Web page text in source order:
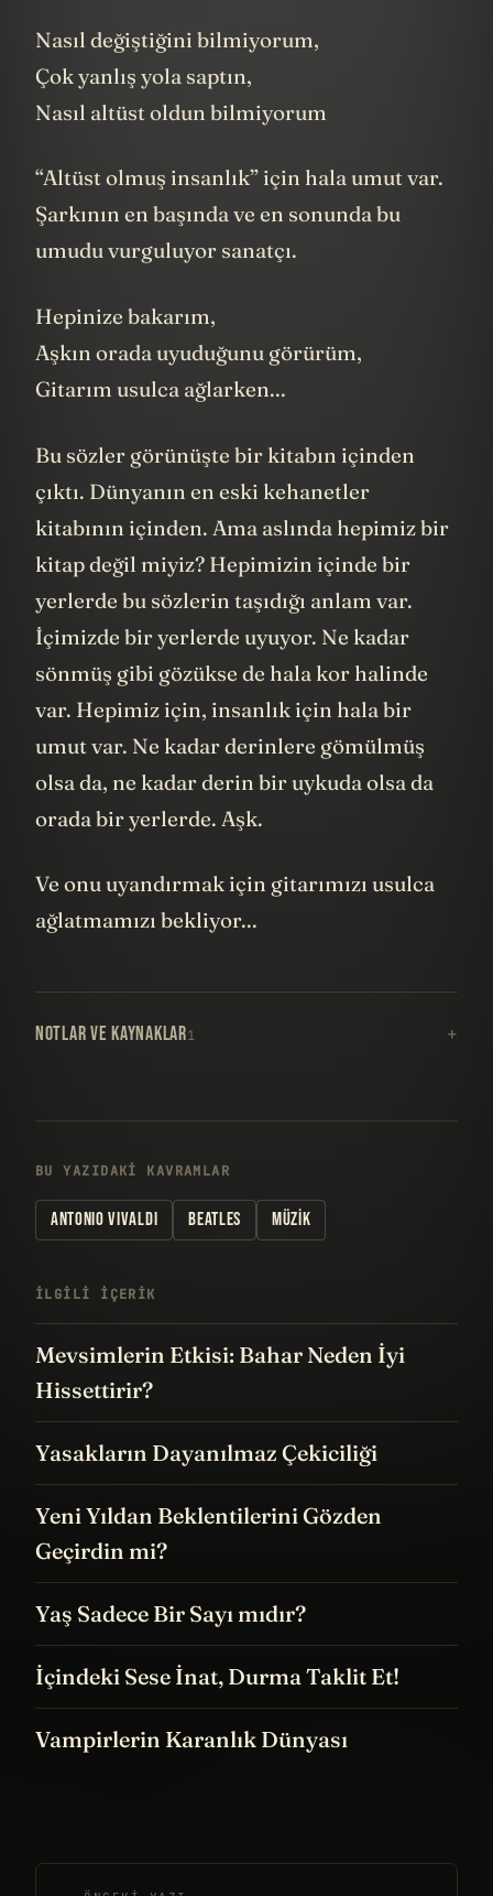
Nasıl değiştiğini bilmiyorum,
Çok yanlış yola saptın,
Nasıl altüst oldun bilmiyorum
“Altüst olmuş insanlık” için hala umut var.
Şarkının en başında ve en sonunda bu
umudu vurguluyor sanatçı.
Hepinize bakarım,
Aşkın orada uyuduğunu görürüm,
Gitarım usulca ağlarken...
Bu sözler görünüşte bir kitabın içinden
çıktı. Dünyanın en eski kehanetler
kitabının içinden. Ama aslında hepimiz bir
kitap değil miyiz? Hepimizin içinde bir
yerlerde bu sözlerin taşıdığı anlam var.
İçimizde bir yerlerde uyuyor. Ne kadar
sönmüş gibi gözükse de hala kor halinde
var. Hepimiz için, insanlık için hala bir
umut var. Ne kadar derinlere gömülmüş
olsa da, ne kadar derin bir uykuda olsa da
orada bir yerlerde. Aşk.
Ve onu uyandırmak için gitarımızı usulca
ağlatmamızı bekliyor...
NOTLAR VE KAYNAKLAR1
BU YAZIDAKI KAVRAMLAR
ANTONIO VIVALDI BEATLES MÜZIK
İLGILI IÇERIK
Mevsimlerin Etkisi: Bahar Neden İyi
Hissettirir?
Yasakların Dayanılmaz Çekiciliği
Yeni Yıldan Beklentilerini Gözden
Geçirdin mi?
Yaş Sadece Bir Sayı mıdır?
İçindeki Sese İnat, Durma Taklit Et!
Vampirlerin Karanlık Dünyası